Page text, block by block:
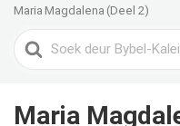
Maria Magdalena (Deel 2)
Search
For
Maria